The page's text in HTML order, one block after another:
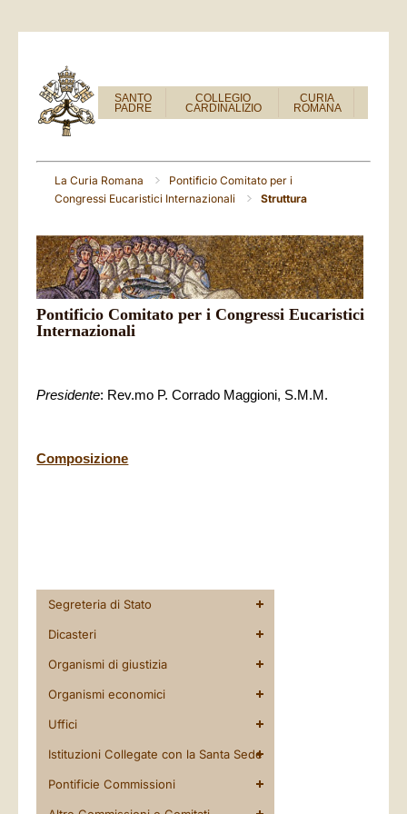
SANTO
PADRE
COLLEGIO
CARDINALIZIO
CURIA
ROMANA
La Curia Romana
Pontificio Comitato per i
Congressi Eucaristici Internazionali
Struttura
Pontificio Comitato per i Congressi Eucaristici
Internazionali
Presidente: Rev.mo P. Corrado Maggioni, S.M.M.
Composizione
Segreteria di Stato
Dicasteri
Organismi di giustizia
Organismi economici
Uffici
Istituzioni Collegate con la Santa Sede
Pontificie Commissioni